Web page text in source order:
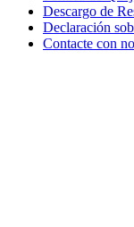
Descargo de
Declaración
Contacte con